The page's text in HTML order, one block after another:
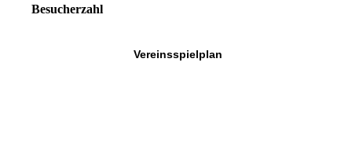
Besucherzahl
Vereinsspielplan